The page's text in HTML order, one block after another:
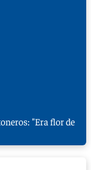
"Era flor de